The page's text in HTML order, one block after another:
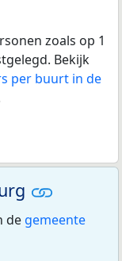
zoals op 1
Bekijk
per buurt in de
de gemeente